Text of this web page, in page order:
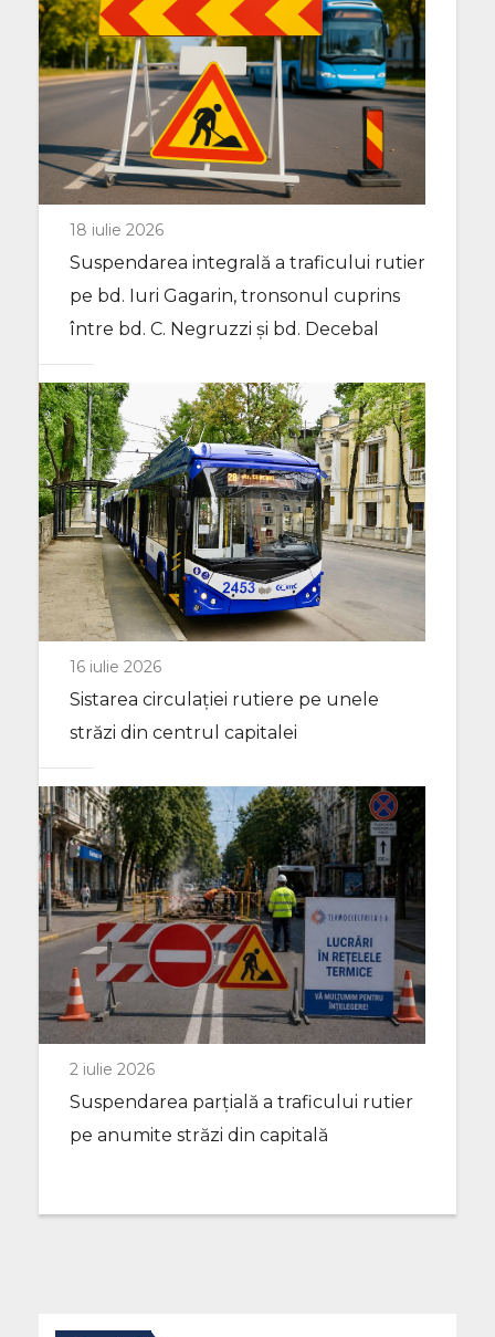
18 iulie 2026
Suspendarea integrală a traficului rutier
pe bd. Iuri Gagarin, tronsonul cuprins
între bd. C. Negruzzi și bd. Decebal
16 iulie 2026
Sistarea circulației rutiere pe unele
străzi din centrul capitalei
2 iulie 2026
Suspendarea parțială a traficului rutier
pe anumite străzi din capitală